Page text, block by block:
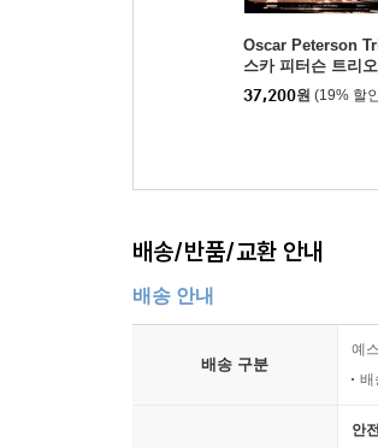
Oscar Peterson
스카 피터슨 트리
Baker's Keyboard
ge [LP]
37,200원 (19% 할
배송/반품/교환 안내
배송 안내
배송 구분
예
배
안